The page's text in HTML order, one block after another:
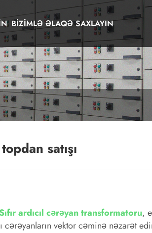
BIZIMLƏ ƏLAQƏ SAXLAYIN
satışı
ardıcıl cərəyan transformatoru,
vektor cəminə nəzarət